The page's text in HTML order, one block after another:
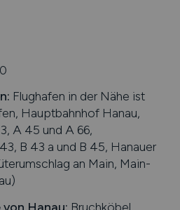
Flughafen in der Nähe ist
Hauptbahnhof Hanau,
A 45 und A 66,
B 43 a und B 45, Hanauer
an Main, Main-
von Hanau: Bruchköbel,